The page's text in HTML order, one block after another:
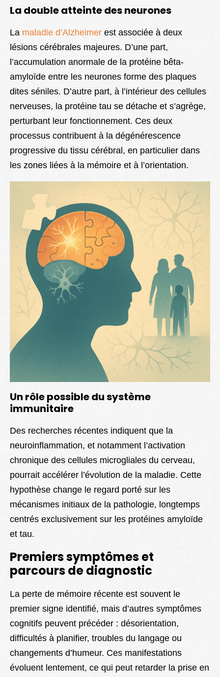
La double atteinte des neurones
La maladie d’Alzheimer est associée à deux
lésions cérébrales majeures. D’une part,
l’accumulation anormale de la protéine bêta-
amyloïde entre les neurones forme des plaques
dites séniles. D’autre part, à l’intérieur des cellules
nerveuses, la protéine tau se détache et s’agrège,
perturbant leur fonctionnement. Ces deux
processus contribuent à la dégénérescence
progressive du tissu cérébral, en particulier dans
les zones liées à la mémoire et à l’orientation.
Un rôle possible du système
immunitaire
Des recherches récentes indiquent que la
neuroinflammation, et notamment l’activation
chronique des cellules microgliales du cerveau,
pourrait accélérer l’évolution de la maladie. Cette
hypothèse change le regard porté sur les
mécanismes initiaux de la pathologie, longtemps
centrés exclusivement sur les protéines amyloïde
et tau.
Premiers symptômes et
parcours de diagnostic
La perte de mémoire récente est souvent le
premier signe identifié, mais d’autres symptômes
cognitifs peuvent précéder : désorientation,
difficultés à planifier, troubles du langage ou
changements d’humeur. Ces manifestations
évoluent lentement, ce qui peut retarder la prise en